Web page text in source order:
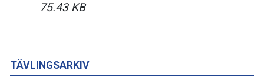
TÄVLINGSARKIV
75.43 KB